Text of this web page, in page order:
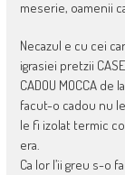
meserie, oamenii
Necazul e cu cei
igrasiei pretzii
CADOU MOCCA
facut-o cadou nu
le fi izolat termic
era.
Ca lor l’ii greu s-o